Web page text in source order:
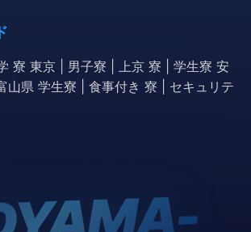
寮 東京 | 男子寮 | 上京 寮 | 学生寮 安
山県 学生寮 | 食事付き 寮 | セキュリテ